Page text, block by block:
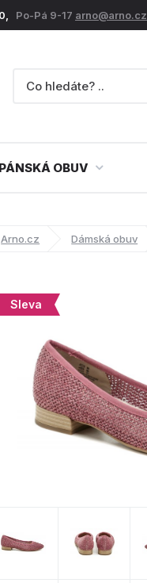
Po-Pá 9-17 arno@arno.cz
PÁNSKÁ OBUV
Arno.cz Dámská obuv
Sleva